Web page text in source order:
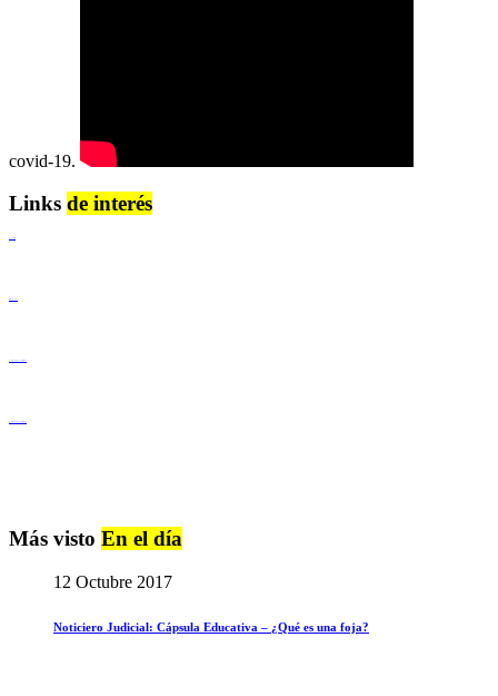
covid-19.
Links de interés
Más visto En el día
12 Octubre 2017
Noticiero Judicial: Cápsula Educativa – ¿Qué es una foja?